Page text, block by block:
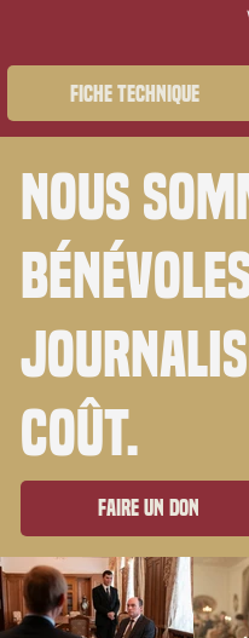
Fiche technique
Nous
coût.
Faire un don